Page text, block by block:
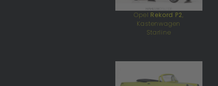
Opel Rekord P2,
Kastenwagen
Starline